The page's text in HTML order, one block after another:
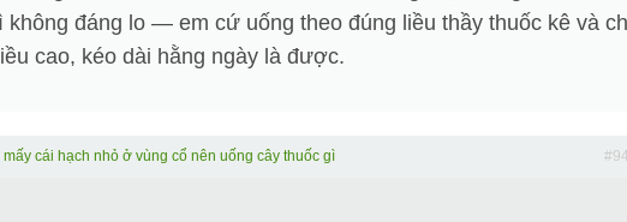
đáng lo — em cứ uống theo đúng liều thầy thuốc kê và
cao, kéo dài hằng ngày là được.
mấy cái hạch nhỏ ở vùng cổ nên uống cây thuốc gì